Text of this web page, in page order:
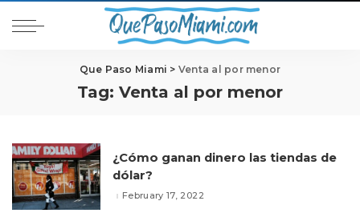
Que Paso Miami > Venta al por menor
Tag: Venta al por menor
¿Cómo ganan dinero las tiendas de
dólar?
February 17, 2022